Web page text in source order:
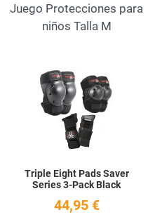
Juego Protecciones para
niños Talla M
to Wishlist
View
Triple Eight Pads Saver
Series 3-Pack Black
44,95 €